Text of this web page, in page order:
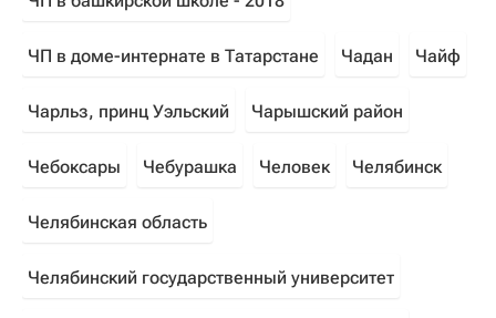
ЧП в доме-интернате в Татарстане Чадан Чайф
Чарльз, принц Уэльский Чарышский район
Чебоксары Чебурашка Человек Челябинск
Челябинская область
Челябинский государственный университет